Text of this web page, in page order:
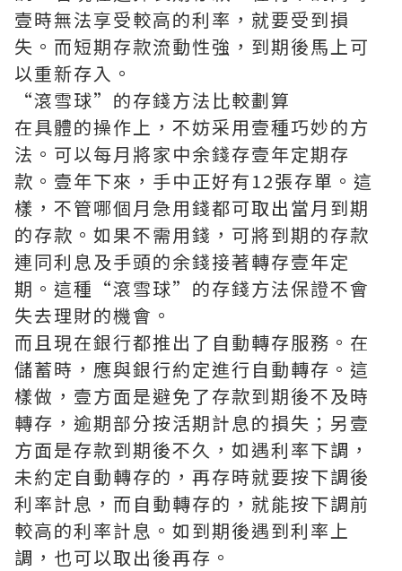
壹時無法享受較高的利率，就要受到損
失。而短期存款流動性強，到期後馬上可
以重新存入。
“滾雪球”的存錢方法比較劃算
在具體的操作上，不妨采用壹種巧妙的方
法。可以每月將家中余錢存壹年定期存
款。壹年下來，手中正好有12張存單。這
樣，不管哪個月急用錢都可取出當月到期
的存款。如果不需用錢，可將到期的存款
連同利息及手頭的余錢接著轉存壹年定
期。這種“滾雪球”的存錢方法保證不會
失去理財的機會。
而且現在銀行都推出了自動轉存服務。在
儲蓄時，應與銀行約定進行自動轉存。這
樣做，壹方面是避免了存款到期後不及時
轉存，逾期部分按活期計息的損失；另壹
方面是存款到期後不久，如遇利率下調，
未約定自動轉存的，再存時就要按下調後
利率計息，而自動轉存的，就能按下調前
較高的利率計息。如到期後遇到利率上
調，也可以取出後再存。